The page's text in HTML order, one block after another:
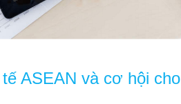
ASEAN và cơ hội cho